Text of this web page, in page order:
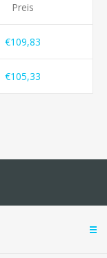
Preis
€109,83
€105,33